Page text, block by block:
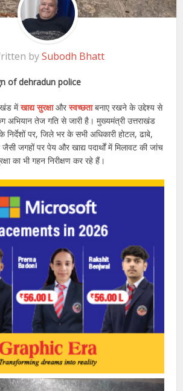
bySubodh Bhatt
of dehradun police
मेंखाद्य सुरक्षाऔरस्वच्छताबनाए रखने के उद्देश्य से
अभियान तेज गति से जारी है। मुख्यमंत्री उत्तराखंड
पर, जिले भर के सभी अधिकारी होटल, ढाबे,
जगहों पर पेय और खाद्य पदार्थों में मिलावट की जांच
का भी गहन निरीक्षण कर रहे हैं।